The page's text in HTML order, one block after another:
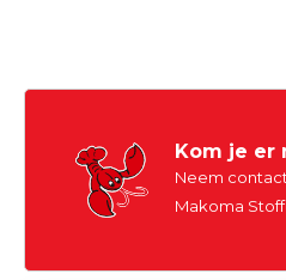
Kom je er
Neem
Makoma